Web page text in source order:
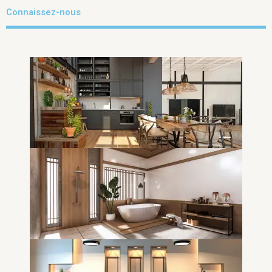
Connaissez-nous